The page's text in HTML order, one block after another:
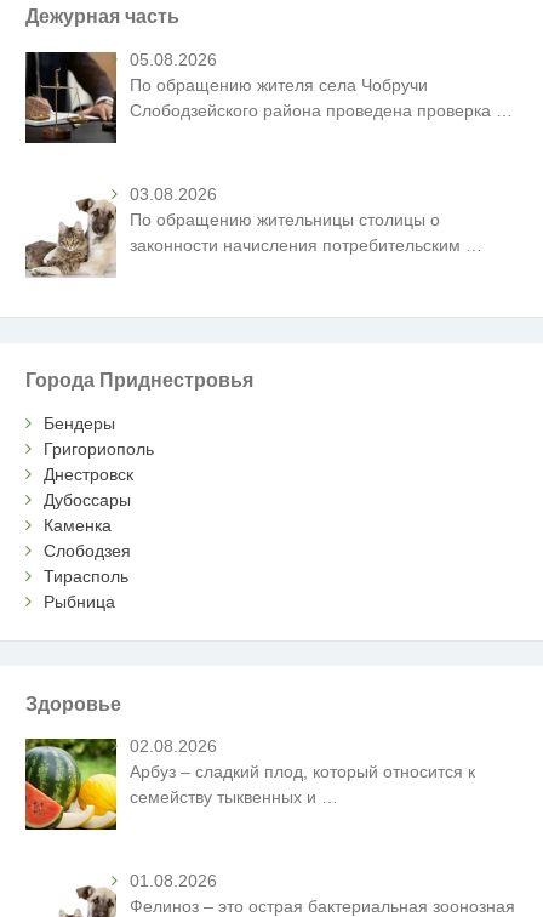
Дежурная часть
05.08.2026
По обращению жителя села Чобручи
Слободзейского района проведена проверка
03.08.2026
По обращению жительницы столицы о
законности начисления потребительским
Города Приднестровья
Бендеры
Григориополь
Днестровск
Дубоссары
Каменка
Слободзея
Тирасполь
Рыбница
Здоровье
02.08.2026
Арбуз – сладкий плод, который относится к
семейству тыквенных и
01.08.2026
Фелиноз – это острая бактериальная зоонозная